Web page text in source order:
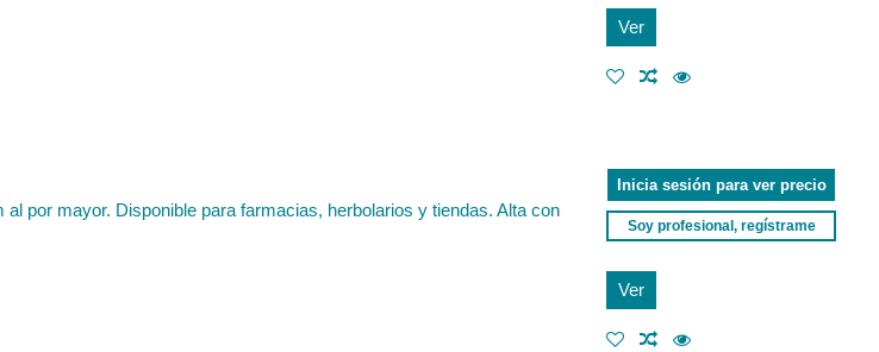
Ver
por mayor. Disponible para farmacias, herbolarios y tiendas. Alta con
Inicia sesión para ver precio
Soy profesional, regístrame
Ver